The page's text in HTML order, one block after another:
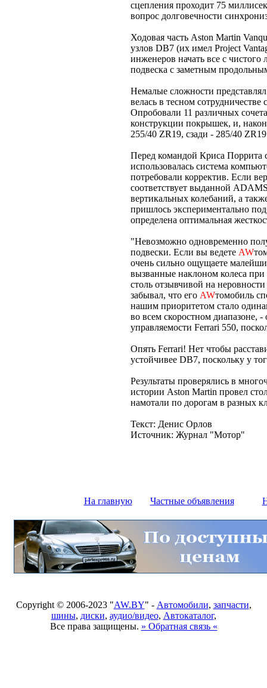
сцепления проходит 75
вопрос долговечности
Ходовая часть Aston Martin
узлов DB7 (их имел Project
инженеров начать все с чистого
подвеска с заметным
Немалые сложности
велась в тесном
Опробовали 11 различных
конструкции покрышек, и,
255/40 ZR19, сзади - 285/40
Перед командой Криса Поррита
использовалась система
потребовали корректив. Если
соответствует выданной
вертикальных колебаний, а
пришлось экспериментально
определена оптимальная
"Невозможно одновременно
подвески. Если вы ведете AW
очень сильно ощущаете
вызванные наклоном колеса при
столь отзывчивой на
забывал, что его AWтомобиль
нашим приоритетом стало
во всем скоростном диапазоне,
управляемости Ferrari 550,
Опять Ferrari! Нет чтобы
устойчивее DB7, поскольку у
Результаты проверялись в
истории Aston Martin провел
намотали по дорогам в разных
Текст: Денис Орлов
Источник: Журнал "Мотор"
На главную Частные объявления
Copyright © 2006-2023 "AW.BY" - Автомобили, запчасти,
шины, диски, аудио/видео, Автокаталог,
Все права защищены. » Обратная связь «